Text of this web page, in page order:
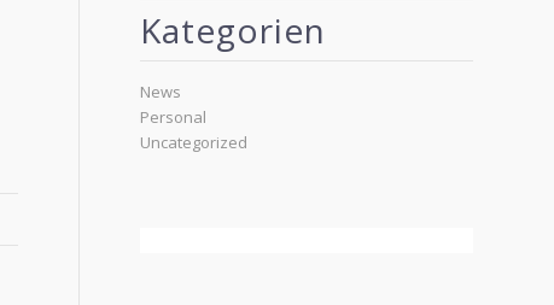
Kategorien
News
Personal
Uncategorized